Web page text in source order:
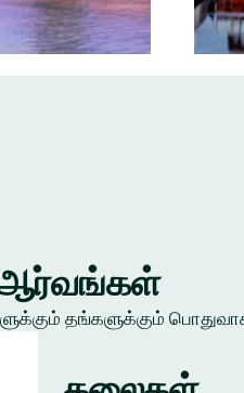
ஆர்வங்கள்
தங்களுக்கும்